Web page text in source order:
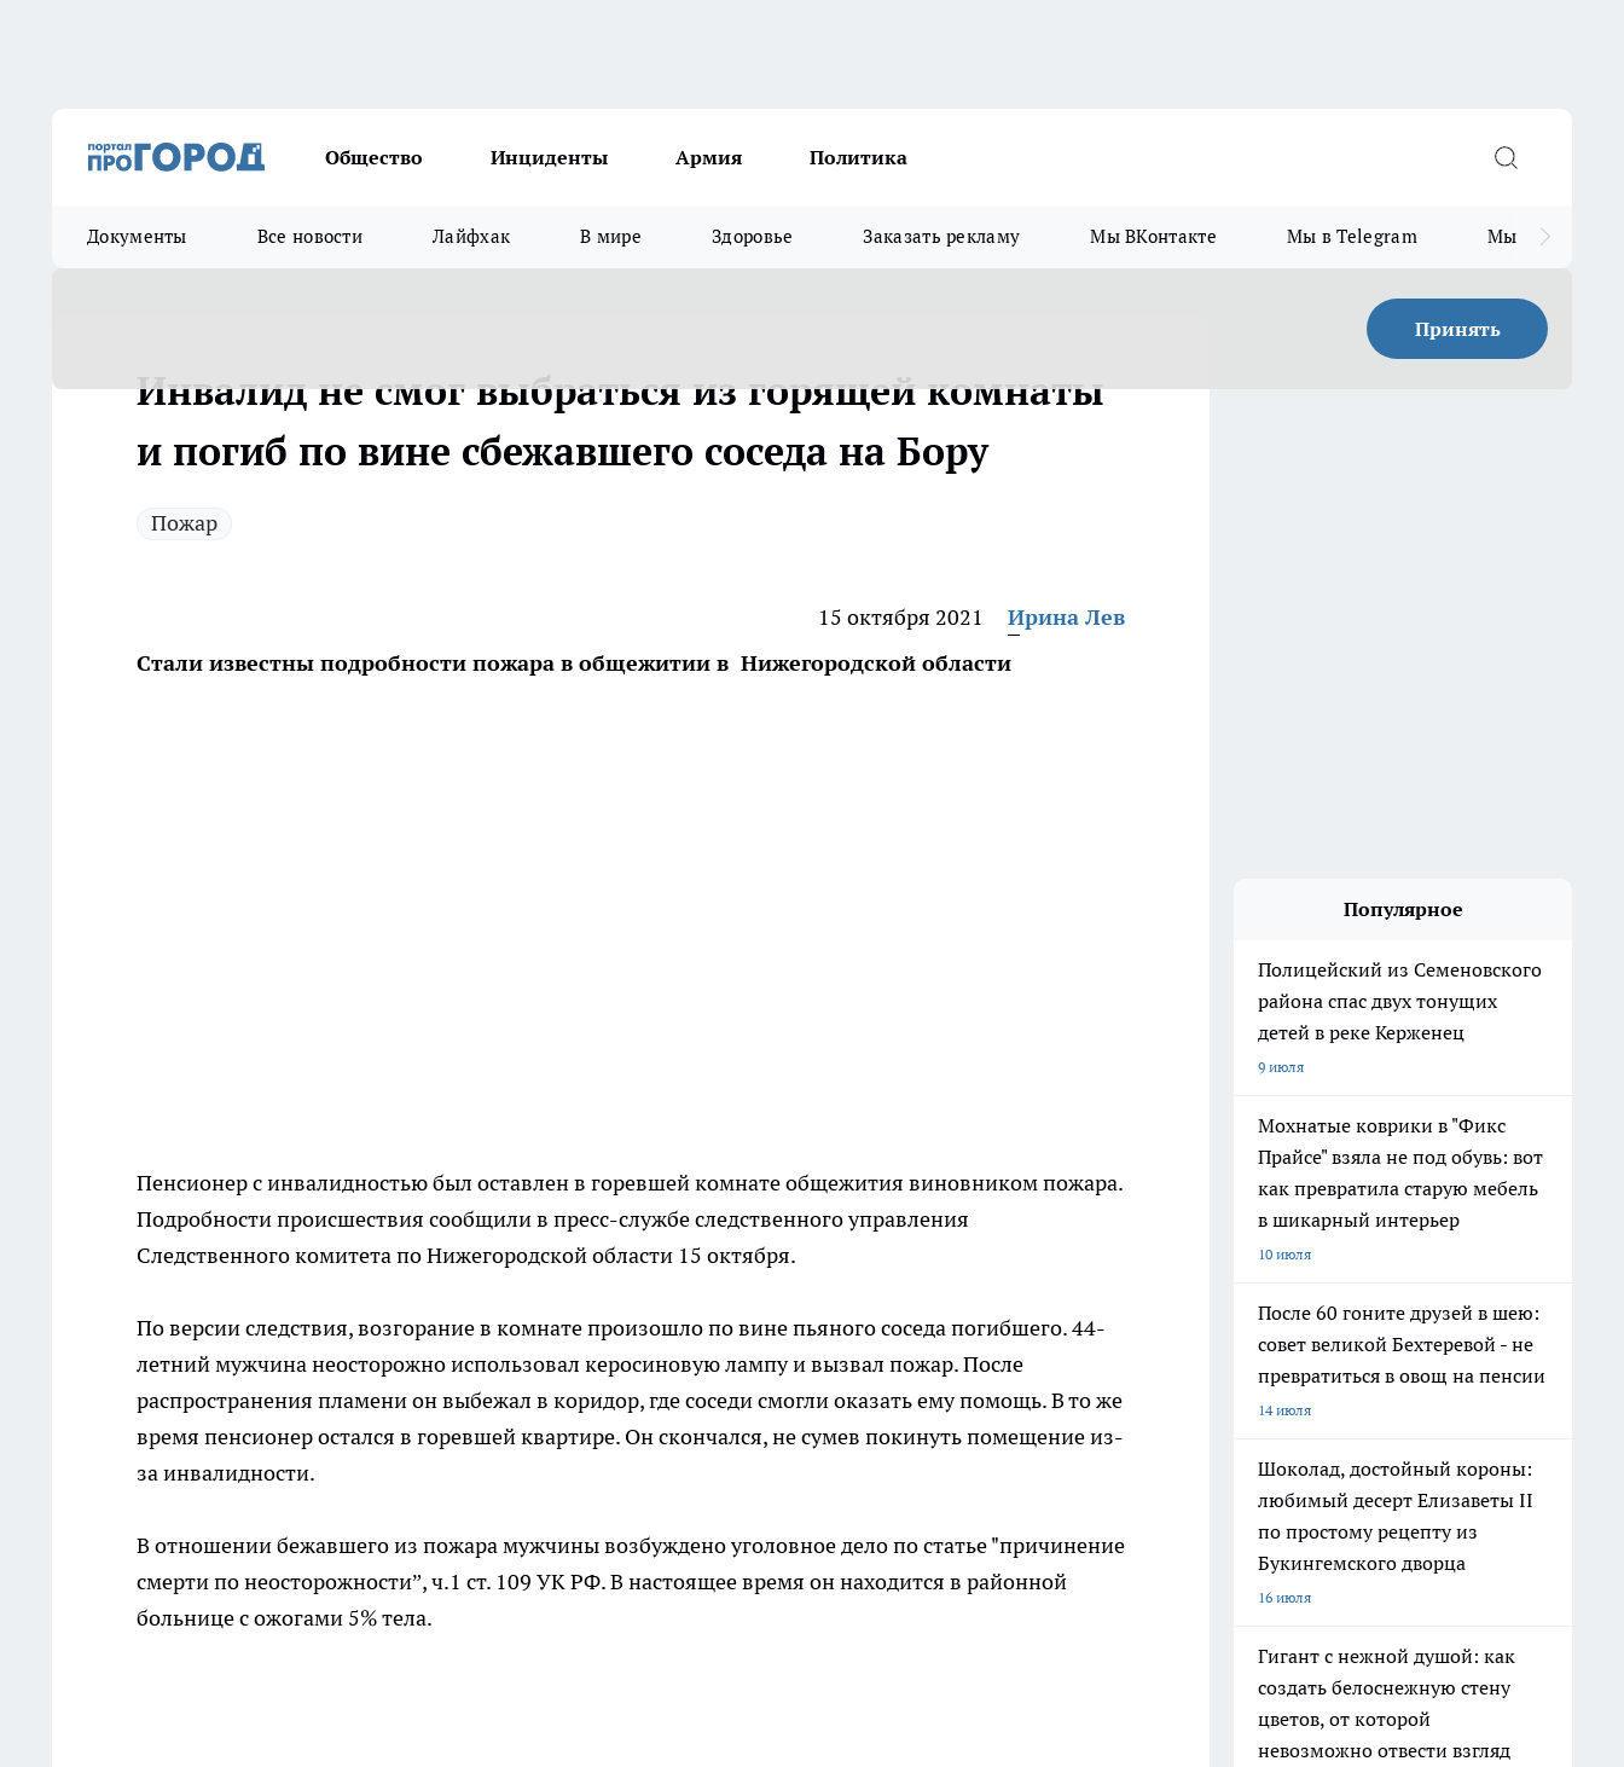
Общество Инциденты Армия Политика
Документы Все новости Лайфхак В мире Здоровье Заказать рекламу Мы ВКонтакте Мы в Telegram Мы в MAX
Принять
Инвалид не смог выбраться из горящей комнаты
и погиб по вине сбежавшего соседа на Бору
Пожар
15 октября 2021
Ирина Лев
Стали известны подробности пожара в общежитии в Нижегородской области
Пенсионер с инвалидностью был оставлен в горевшей комнате общежития виновником пожара.
Подробности происшествия сообщили в пресс-службе следственного управления
Следственного комитета по Нижегородской области 15 октября.
По версии следствия, возгорание в комнате произошло по вине пьяного соседа погибшего. 44-
летний мужчина неосторожно использовал керосиновую лампу и вызвал пожар. После
распространения пламени он выбежал в коридор, где соседи смогли оказать ему помощь. В то же
время пенсионер остался в горевшей квартире. Он скончался, не сумев покинуть помещение из-
за инвалидности.
В отношении бежавшего из пожара мужчины возбуждено уголовное дело по статье "причинение
смерти по неосторожности”, ч.1 ст. 109 УК РФ. В настоящее время он находится в районной
больнице с ожогами 5% тела.
Популярное
Полицейский из Семеновского
района спас двух тонущих
детей в реке Керженец
9 июля
Мохнатые коврики в "Фикс
Прайсе" взяла не под обувь: вот
как превратила старую мебель
в шикарный интерьер
10 июля
После 60 гоните друзей в шею:
совет великой Бехтеревой - не
превратиться в овощ на пенсии
14 июля
Шоколад, достойный короны:
любимый десерт Елизаветы II
по простому рецепту из
Букингемского дворца
16 июля
Гигант с нежной душой: как
создать белоснежную стену
цветов, от которой
невозможно отвести взгляд